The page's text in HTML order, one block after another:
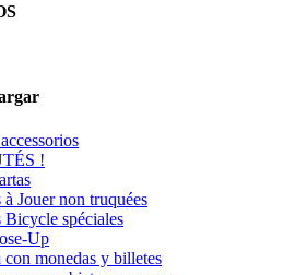
!
à Jouer non truquées
Bicycle spéciales
Up
con monedas y billetes